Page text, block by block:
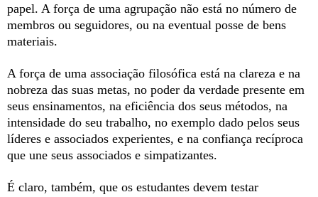
papel. A força de uma agrupação não está no número de
membros ou seguidores, ou na eventual posse de bens
materiais.
A força de uma associação filosófica está na clareza e na
nobreza das suas metas, no poder da verdade presente em
seus ensinamentos, na eficiência dos seus métodos, na
intensidade do seu trabalho, no exemplo dado pelos seus
líderes e associados experientes, e na confiança recíproca
que une seus associados e simpatizantes.
É claro, também, que os estudantes devem testar